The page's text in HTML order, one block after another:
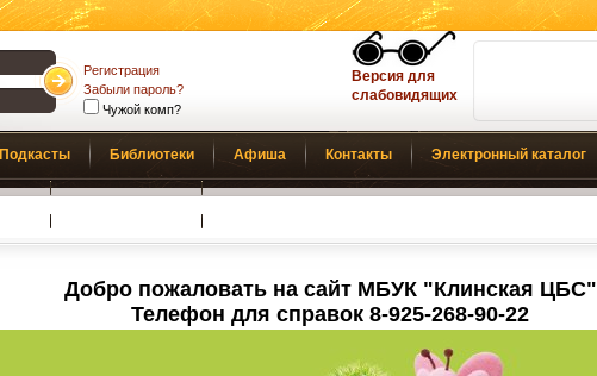
Регистрация
Забыли пароль?
Чужой комп?
Версия для
слабовидящих
Подкасты Библиотеки Афиша Контакты Электронный каталог
Добро пожаловать на сайт МБУК "Клинская ЦБС"
Телефон для справок 8-925-268-90-22